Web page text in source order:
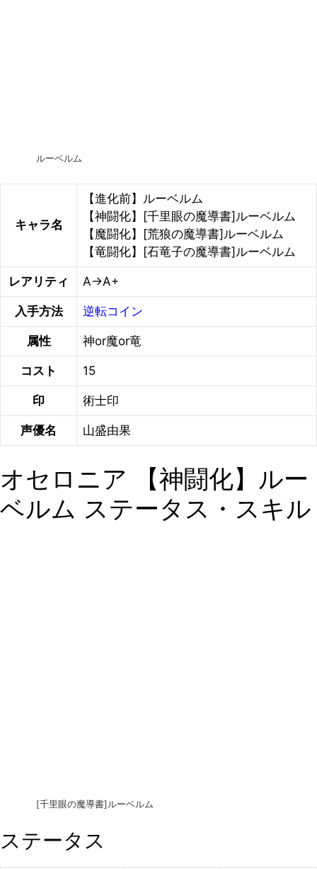
ルーベルム
キャラ名
【進化前】ルーベルム
【神闘化】[千里眼の魔導書]ルーベルム
【魔闘化】[荒狼の魔導書]ルーベルム
【竜闘化】[石竜子の魔導書]ルーベルム
レアリティ A→A+
入手方法 逆転コイン
属性 神or魔or竜
コスト 15
印 術士印
声優名 山盛由果
オセロニア 【神闘化】ルー
ベルム ステータス・スキル
[千里眼の魔導書]ルーベルム
ステータス